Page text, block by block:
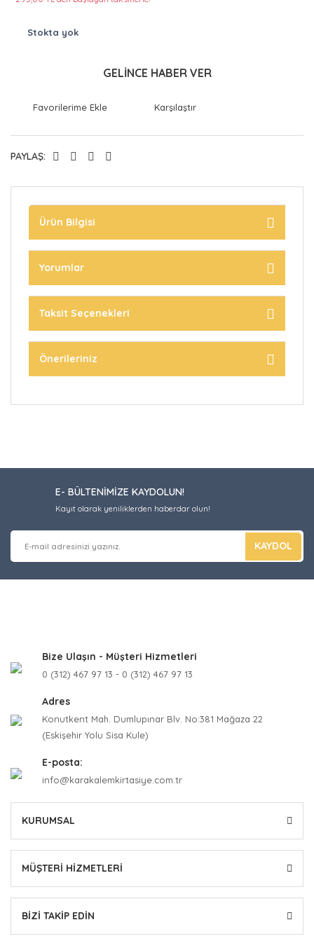
Stokta yok
GELİNCE HABER VER
Karşılaştır
PAYLAŞ:
Ürün Bilgisi
Yorumlar
Taksit Seçenekleri
Önerileriniz
E- BÜLTENİMİZE KAYDOLUN!
Kayıt olarak yeniliklerden haberdar olun!
KAYDOL
Bize Ulaşın - Müşteri Hizmetleri
0 (312) 467 97 13 - 0 (312) 467 97 13
Adres
Konutkent Mah. Dumlupınar Blv. No:381 Mağaza 22
(Eskişehir Yolu Sisa Kule)
E-posta:
info@karakalemkirtasiye.com.tr
KURUMSAL
MÜŞTERİ HİZMETLERİ
BİZİ TAKİP EDİN